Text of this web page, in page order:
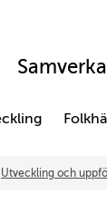
Utveckling och